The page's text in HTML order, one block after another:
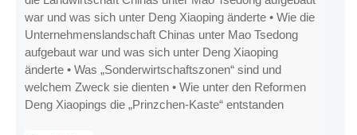
war und was sich unter Deng Xiaoping änderte • Wie die
Unternehmenslandschaft Chinas unter Mao Tsedong
aufgebaut war und was sich unter Deng Xiaoping
änderte • Was „Sonderwirtschaftszonen“ sind und
welchem Zweck sie dienten • Wie unter den Reformen
Deng Xiaopings die „Prinzchen-Kaste“ entstanden